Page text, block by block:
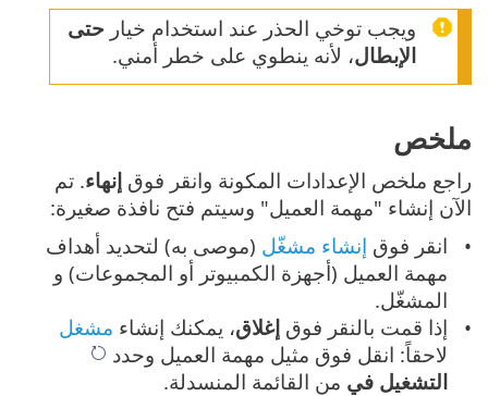
ويجب توخي الحذر عند استخدام خيار حتى
الإبطال، لأنه ينطوي على خطر أمني.
ملخص
راجع ملخص الإعدادات المكونة وانقر فوق إنهاء. تم
الآن إنشاء "مهمة العميل" وسيتم فتح نافذة صغيرة:
انقر فوق إنشاء مشغّل (موصى به) لتحديد أهداف
مهمة العميل (أجهزة الكمبيوتر أو المجموعات) و
المشغّل.
إذا قمت بالنقر فوقإغلاق، يمكنك إنشاء مشغل
لاحقاً: انقل فوق مثيل مهمة العميل وحدد
التشغيل في من القائمة المنسدلة.